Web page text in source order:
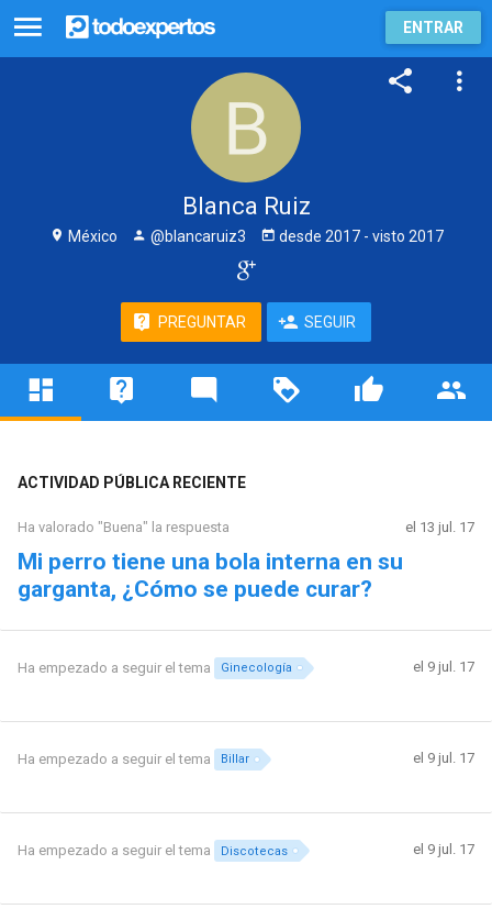
ENTRAR
Blanca Ruiz
México @blancaruiz3 desde 2017- visto 2017
PREGUNTAR SEGUIR
ACTIVIDAD PÚBLICA RECIENTE
Ha valorado "Buena" la respuesta el 13 jul. 17
Mi perro tiene una bola interna en su
garganta, ¿Cómo se puede curar?
Ha empezado a seguir el tema Ginecología el 9 jul. 17
Ha empezado a seguir el tema Billar el 9 jul. 17
Ha empezado a seguir el tema Discotecas el 9 jul. 17